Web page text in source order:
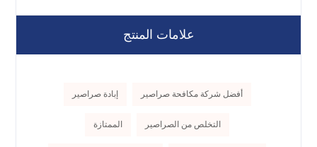
علامات المنتج
أفضل شركة مكافحة صراصير إبادة صراصير
التخلص من الصراصير الممتازة